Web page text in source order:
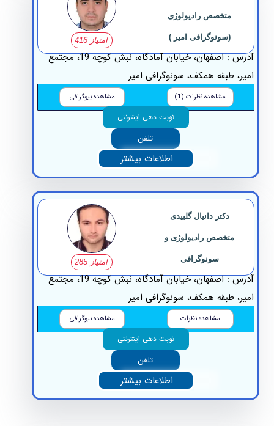
متخصص رادیولوژی
(سونوگرافی امیر )
آدرس : اصفهان، خیابان آمادگاه، نبش کوچه 19، مجتمع
طبقه همکف، سونوگرافی امیر
مشاهده نظرات (1) مشاهده بیوگرافی
نوبت دهی اینترنتی
تلفن
اطلاعات بیشتر
دکتر دانیال گلبیدی
متخصص رادیولوژی و
سونوگرافی
آدرس : اصفهان، خیابان آمادگاه، نبش کوچه 19، مجتمع
طبقه همکف، سونوگرافی امیر
مشاهده نظرات مشاهده بیوگرافی
نوبت دهی اینترنتی
تلفن
اطلاعات بیشتر